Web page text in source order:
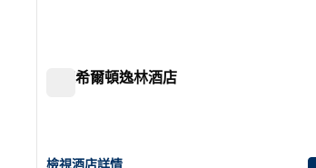
卡森希爾頓逸林酒店
查看卡森希爾頓逸林酒店詳情
檢視酒店詳情